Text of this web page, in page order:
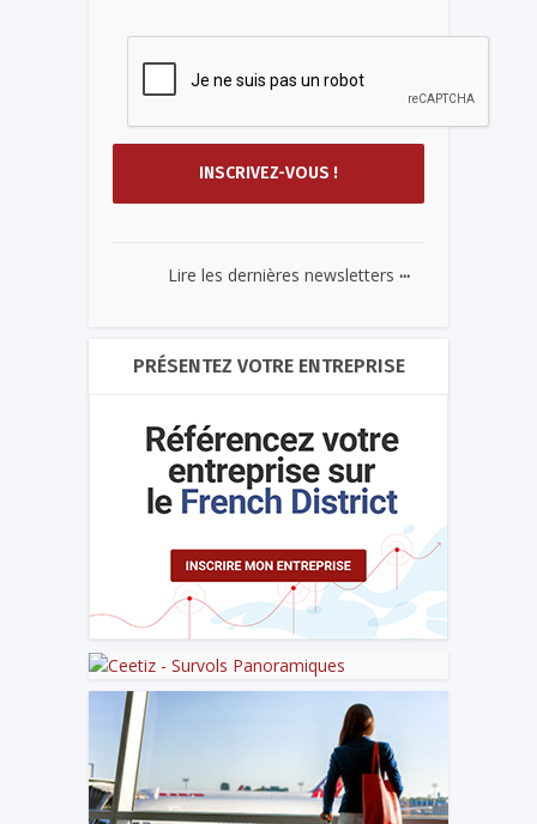
Lire les dernières newsletters ...
PRÉSENTEZ VOTRE ENTREPRISE